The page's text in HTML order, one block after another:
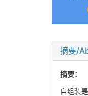
摘要/
摘要：
自组装